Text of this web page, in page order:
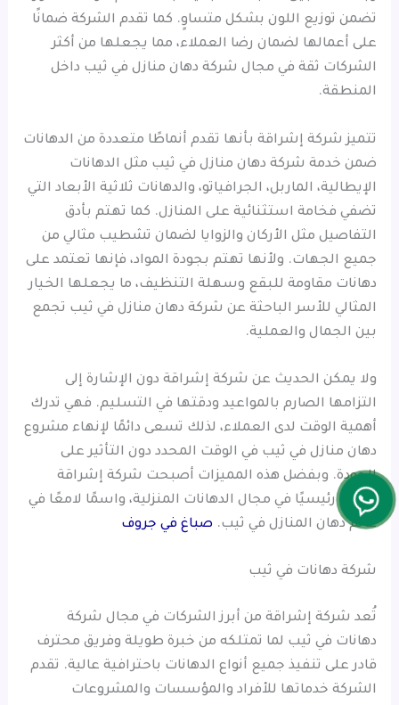
تضمن توزيع اللون بشكل متساوٍ. كما تقدم الشركة ضمانًا
على أعمالها لضمان رضا العملاء، مما يجعلها من أكثر
الشركات ثقة في مجال شركة دهان منازل في ثيب داخل
المنطقة.
تتميز شركة إشراقة بأنها تقدم أنماطًا متعددة من الدهانات
ضمن خدمة شركة دهان منازل في ثيب مثل الدهانات
الإيطالية، الماربل، الجرافياتو، والدهانات ثلاثية الأبعاد التي
تضفي فخامة استثنائية على المنازل. كما تهتم بأدق
التفاصيل مثل الأركان والزوايا لضمان تشطيب مثالي من
جميع الجهات. ولأنها تهتم بجودة المواد، فإنها تعتمد على
دهانات مقاومة للبقع وسهلة التنظيف، ما يجعلها الخيار
المثالي للأسر الباحثة عن شركة دهان منازل في ثيب تجمع
بين الجمال والعملية.
ولا يمكن الحديث عن شركة إشراقة دون الإشارة إلى
التزامها الصارم بالمواعيد ودقتها في التسليم. فهي تدرك
أهمية الوقت لدى العملاء، لذلك تسعى دائمًا لإنهاء مشروع
دهان منازل في ثيب في الوقت المحدد دون التأثير على
الجودة. وبفضل هذه المميزات أصبحت شركة إشراقة
مرجعًا رئيسيًا في مجال الدهانات المنزلية، واسمًا لامعًا في
عالم دهان المنازل في ثيب. صباغ في جروف
شركة دهانات في ثيب
تُعد شركة إشراقة من أبرز الشركات في مجال شركة
دهانات في ثيب لما تمتلكه من خبرة طويلة وفريق محترف
قادر على تنفيذ جميع أنواع الدهانات باحترافية عالية. تقدم
الشركة خدماتها للأفراد والمؤسسات والمشروعات